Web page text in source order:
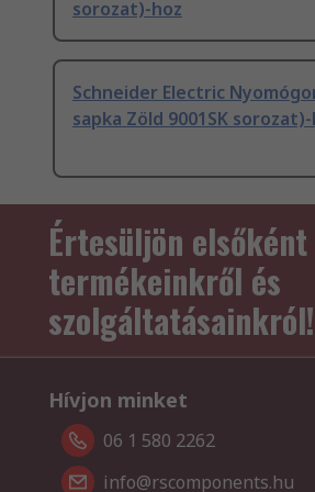
sorozat)-hoz
Schneider Electric
sapka Zöld 9001SK
Értesüljön
termékeinkről és
szolgáltatásainkról!
Hívjon minket
06 1 580 2262
info@rscomponents.hu